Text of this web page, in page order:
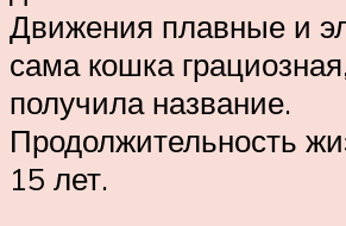
Движения плавные и
сама кошка
получила название.
Продолжительность
15 лет.